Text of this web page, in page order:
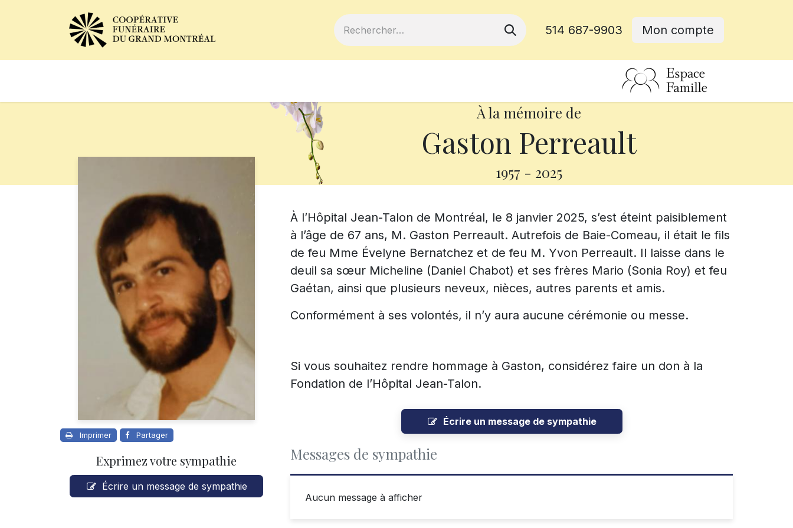
514 687-9903 Mon compte
À la mémoire de
Gaston Perreault
1957 - 2025
Imprimer Partager
Exprimez votre sympathie
Écrire un message de sympathie
À l’Hôpital Jean-Talon de Montréal, le 8 janvier 2025, s’est éteint paisiblement
à l’âge de 67 ans, M. Gaston Perreault. Autrefois de Baie-Comeau, il était le fils
de feu Mme Évelyne Bernatchez et de feu M. Yvon Perreault. Il laisse dans le
deuil sa sœur Micheline (Daniel Chabot) et ses frères Mario (Sonia Roy) et feu
Gaétan, ainsi que plusieurs neveux, nièces, autres parents et amis.
Conformément à ses volontés, il n’y aura aucune cérémonie ou messe.
Si vous souhaitez rendre hommage à Gaston, considérez faire un don à la
Fondation de l’Hôpital Jean-Talon.
Écrire un message de sympathie
Messages de sympathie
Aucun message à afficher